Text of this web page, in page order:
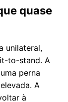
quase
unilateral,
to-stand. A
perna
A
à